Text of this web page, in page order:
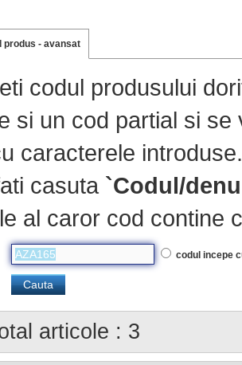
produs - avansat
codul produsului
si un cod partial si
caracterele introduse.
casuta `Codul/
al caror cod contine
codul incepe
articole : 3